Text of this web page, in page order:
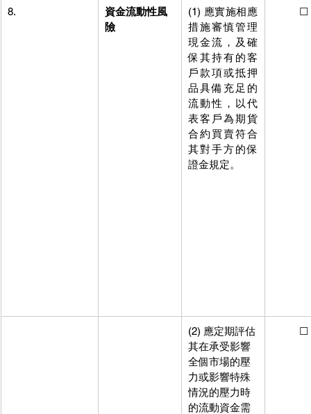
8.
資金流動性風
險
(1) 應實施相應
措施審慎管理
現金流，及確
保其持有的客
戶款項或抵押
品具備充足的
流動性，以代
表客戶為期貨
合約買賣符合
其對手方的保
證金規定。
☐
(2) 應定期評估
其在承受影響
全個市場的壓
力或影響特殊
情況的壓力時
的流動資金需
☐